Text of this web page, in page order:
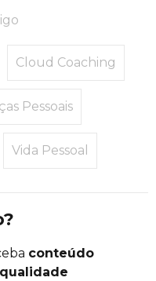
Cloud Coaching
Pessoais
Vida Pessoal
conteúdo